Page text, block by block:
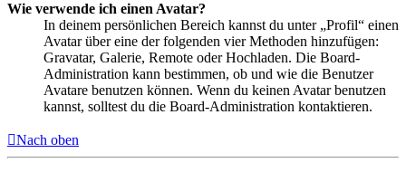
Wie verwende ich einen Avatar?
In deinem persönlichen Bereich kannst du unter „Profil“ einen
Avatar über eine der folgenden vier Methoden hinzufügen:
Gravatar, Galerie, Remote oder Hochladen. Die Board-
Administration kann bestimmen, ob und wie die Benutzer
Avatare benutzen können. Wenn du keinen Avatar benutzen
kannst, solltest du die Board-Administration kontaktieren.
Nach oben